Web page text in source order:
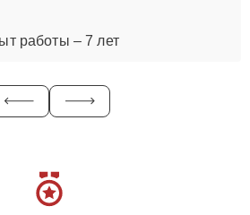
работы – 7 лет